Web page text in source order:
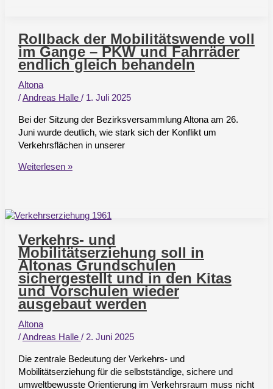
Schule
soll
erhöht
werden
Rollback der Mobilitätswende voll
im Gange – PKW und Fahrräder
endlich gleich behandeln
Altona
/Andreas Halle / 1. Juli 2025
Bei der Sitzung der Bezirksversammlung Altona am 26.
Juni wurde deutlich, wie stark sich der Konflikt um
Verkehrsflächen in unserer
Rollback
im
–
PKW
und
Fahrräder
endlich
gleich
behandeln
Weiterlesen »
Verkehrs- und
Mobilitätserziehung soll in
Altonas Grundschulen
sichergestellt und in den Kitas
und Vorschulen wieder
ausgebaut werden
Altona
/Andreas Halle / 2. Juni 2025
Die zentrale Bedeutung der Verkehrs- und
Mobilitätserziehung für die selbstständige, sichere und
umweltbewusste Orientierung im Verkehrsraum muss nicht